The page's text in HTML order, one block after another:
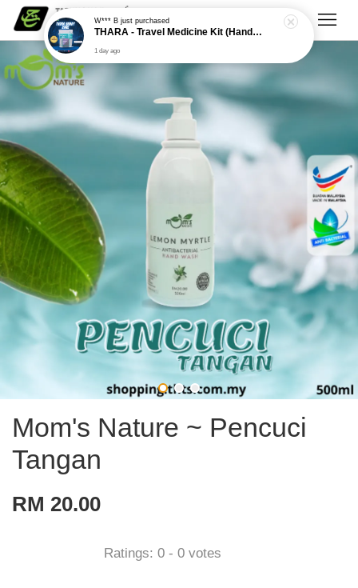
Mom's Nature ~ Pencuci
Tangan
RM 20.00
Ratings: 0 - 0 votes
W*** Bjust purchased
THARA - Travel Medicine Kit (Handy Care)
1 day ago